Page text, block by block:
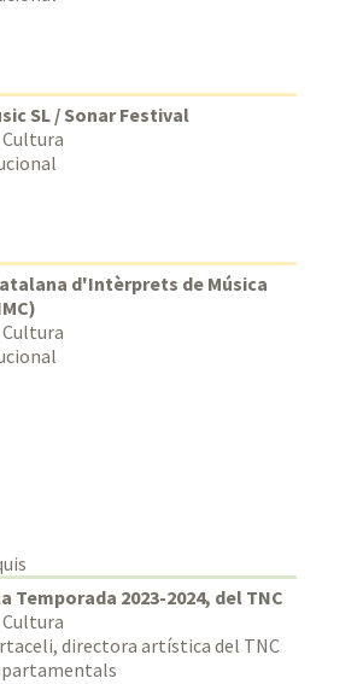
SL / Sonar Festival
d'Intèrprets de Música
Temporada 2023-2024, del TNC
directora artística del TNC